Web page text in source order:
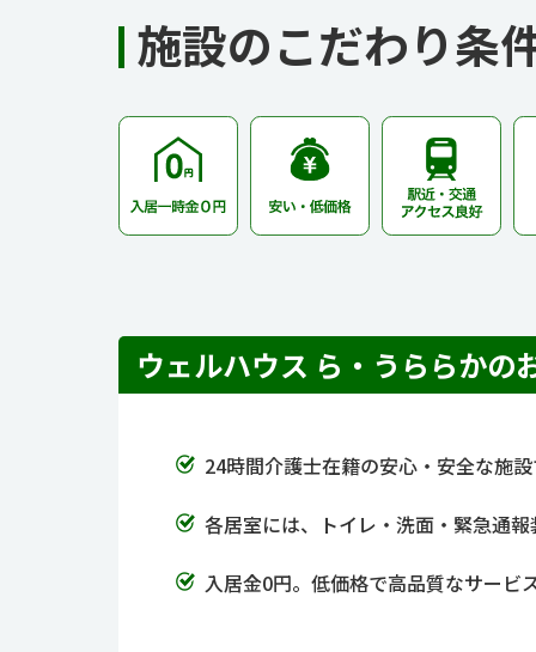
施設のこだわり条
ウェルハウス ら・うららかの
24時間介護士在籍の安心・安全な施
各居室には、トイレ・洗面・緊急通
入居金0円。低価格で高品質なサービ